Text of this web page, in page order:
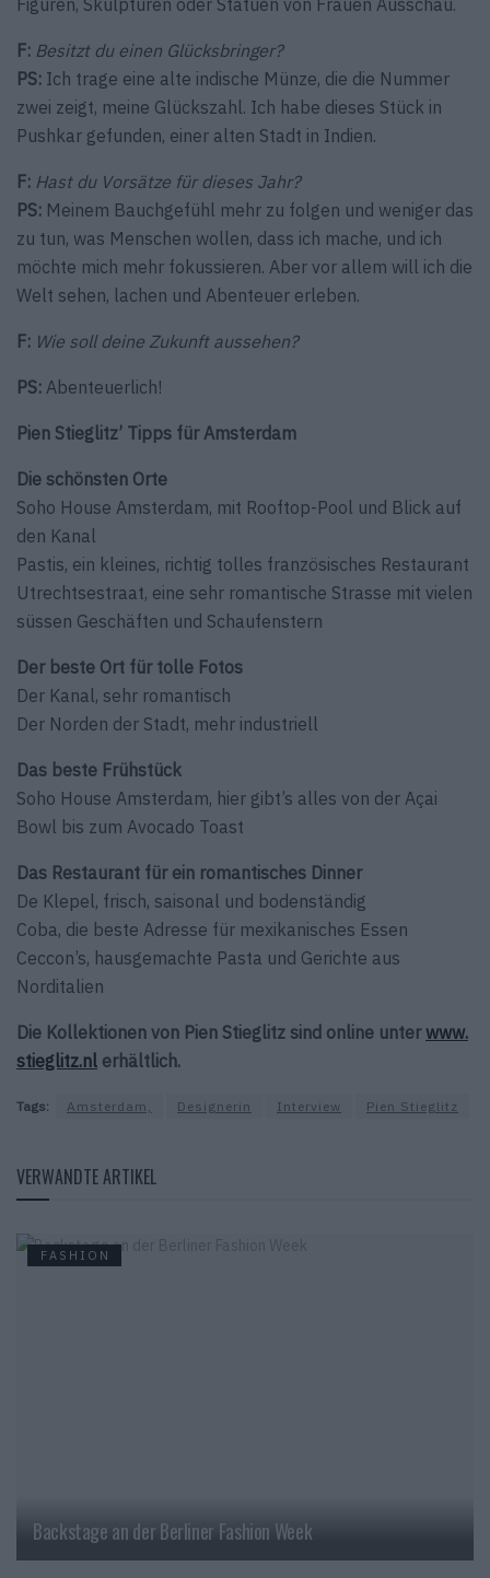
Figuren, Skulpturen oder Statuen von Frauen Ausschau.
F: Besitzt du einen Glücksbringer?
PS: Ich trage eine alte indische Münze, die die Nummer
zwei zeigt, meine Glückszahl. Ich habe dieses Stück in
Pushkar gefunden, einer alten Stadt in Indien.
F: Hast du Vorsätze für dieses Jahr?
PS: Meinem Bauchgefühl mehr zu folgen und weniger das
zu tun, was Menschen wollen, dass ich mache, und ich
möchte mich mehr fokussieren. Aber vor allem will ich die
Welt sehen, lachen und Abenteuer erleben.
F: Wie soll deine Zukunft aussehen?
PS: Abenteuerlich!
Pien Stieglitz’ Tipps für Amsterdam
Die schönsten Orte
Soho House Amsterdam, mit Rooftop-Pool und Blick auf
den Kanal
Pastis, ein kleines, richtig tolles französisches Restaurant
Utrechtsestraat, eine sehr romantische Strasse mit vielen
süssen Geschäften und Schaufenstern
Der beste Ort für tolle Fotos
Der Kanal, sehr romantisch
Der Norden der Stadt, mehr industriell
Das beste Frühstück
Soho House Amsterdam, hier gibt’s alles von der Açai
Bowl bis zum Avocado Toast
Das Restaurant für ein romantisches Dinner
De Klepel, frisch, saisonal und bodenständig
Coba, die beste Adresse für mexikanisches Essen
Ceccon’s, hausgemachte Pasta und Gerichte aus
Norditalien
Die Kollektionen von Pien Stieglitz sind online unter www.
stieglitz.nl erhältlich.
Tags: Amsterdam, Designerin Interview Pien Stieglitz
VERWANDTE ARTIKEL
FASHION
Backstage an der Berliner Fashion Week